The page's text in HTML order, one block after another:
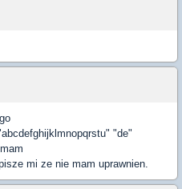
"de"
mi ze nie mam uprawnien.